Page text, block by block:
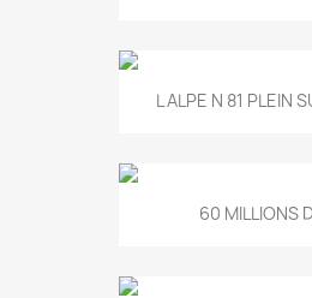
L ALPE N 81 PLEIN
60 MILLIONS